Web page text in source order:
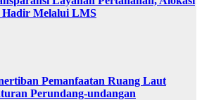
Hadir Melalui LMS
Pemanfaatan Ruang Laut
Perundang-undangan